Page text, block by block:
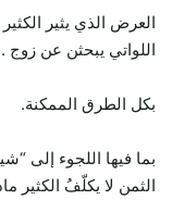
العرض الذي يثير
اللواتي يبحثن عن زوج .
بكل الطرق الممكنة.
بما فيها اللجوء إلى
الثمن لا يكلّفُ الكثير